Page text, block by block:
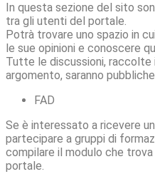
In questa sezione del sito
tra gli utenti del portale.
Potrà trovare uno spazio in
le sue opinioni e conoscere
Tutte le discussioni, raccolte
argomento, saranno
FAD
Se è interessato a ricevere
partecipare a gruppi di
compilare il modulo che
portale.